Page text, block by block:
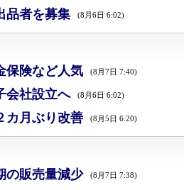
品者を募集 (8月6日 6:02)
保険など人気 (8月7日 7:40)
会社設立へ (8月6日 6:02)
カ月ぶり改善 (8月5日 6:20)
の販売量減少 (8月7日 7:38)